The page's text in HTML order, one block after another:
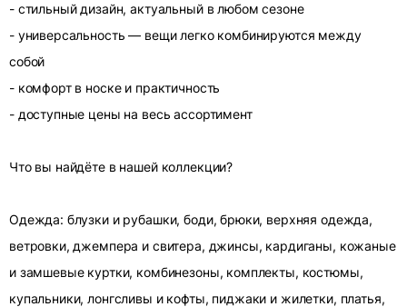
- стильный дизайн, актуальный в любом сезоне
- универсальность — вещи легко комбинируются между
собой
- комфорт в носке и практичность
- доступные цены на весь ассортимент
Что вы найдёте в нашей коллекции?
Одежда: блузки и рубашки, боди, брюки, верхняя одежда,
ветровки, джемпера и свитера, джинсы, кардиганы, кожаные
и замшевые куртки, комбинезоны, комплекты, костюмы,
купальники, лонгсливы и кофты, пиджаки и жилетки, платья,